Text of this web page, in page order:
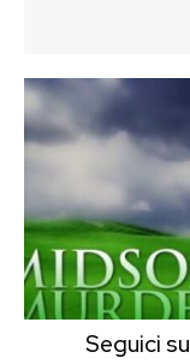
Seguici su